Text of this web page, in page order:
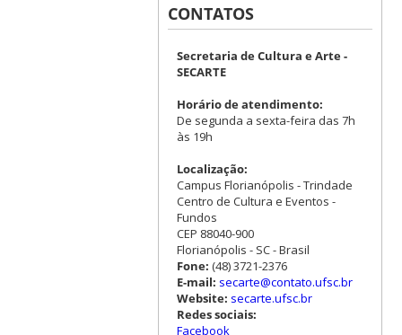
CONTATOS
Secretaria de Cultura e Arte -
SECARTE
Horário de atendimento:
De segunda a sexta-feira das 7h
às 19h
Localização:
Campus Florianópolis - Trindade
Centro de Cultura e Eventos -
Fundos
CEP 88040-900
Florianópolis - SC - Brasil
Fone: (48) 3721-2376
E-mail: secarte@contato.ufsc.br
Website: secarte.ufsc.br
Redes sociais:
Facebook